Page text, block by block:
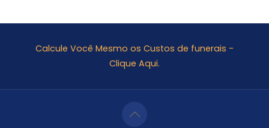
Calcule Você Mesmo os Custos de funerais -
Clique Aqui.